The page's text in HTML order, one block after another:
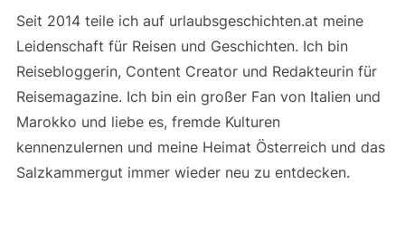
Seit 2014 teile ich auf urlaubsgeschichten.at meine
Leidenschaft für Reisen und Geschichten. Ich bin
Reisebloggerin, Content Creator und Redakteurin für
Reisemagazine. Ich bin ein großer Fan von Italien und
Marokko und liebe es, fremde Kulturen
kennenzulernen und meine Heimat Österreich und das
Salzkammergut immer wieder neu zu entdecken.